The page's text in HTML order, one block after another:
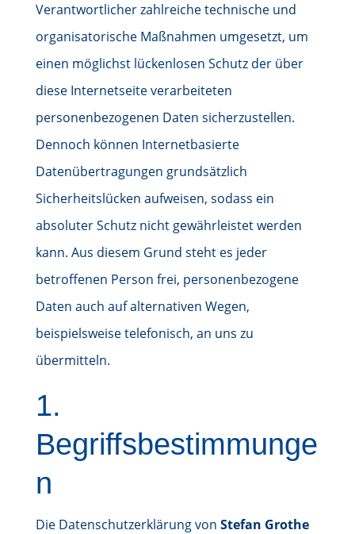
Verantwortlicher zahlreiche technische und
organisatorische Maßnahmen umgesetzt, um
einen möglichst lückenlosen Schutz der über
diese Internetseite verarbeiteten
personenbezogenen Daten sicherzustellen.
Dennoch können Internetbasierte
Datenübertragungen grundsätzlich
Sicherheitslücken aufweisen, sodass ein
absoluter Schutz nicht gewährleistet werden
kann. Aus diesem Grund steht es jeder
betroffenen Person frei, personenbezogene
Daten auch auf alternativen Wegen,
beispielsweise telefonisch, an uns zu
übermitteln.
1.
Begriffsbestimmunge
n
Die Datenschutzerklärung von Stefan Grothe